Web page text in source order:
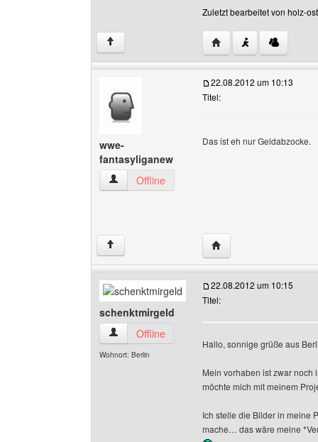
Zuletzt bearbeitet von holz-
↑ Website dieses
wwe-
fantasyliganew
wwe-fantasyliganew Benutzer-Profile anzeigen
Offline
22.08.2012 um 10:13
Titel:
Das ist eh nur Geldabzocke.
↑ Website dieses
schenktmirgeld
schenktmirgeld Benutzer-Profile anzeigen
Offline
Wohnort: Berlin
22.08.2012 um 10:15
Titel:
Hallo, sonnige grüße aus
Mein vorhaben ist zwar noch
möchte mich mit meinem
Ich stelle die Bilder in meine
mache… das wäre meine